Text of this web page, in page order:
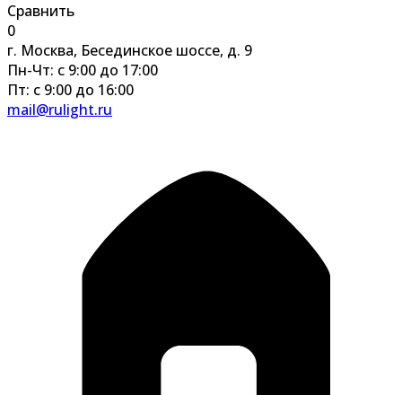
Сравнить
0
г. Москва, Бесединское шоссе, д. 9
Пн-Чт: с 9:00 до 17:00
Пт: с 9:00 до 16:00
mail@rulight.ru